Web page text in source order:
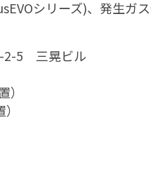
シリーズ)、発生ガ
2-5 三晃ビル
）